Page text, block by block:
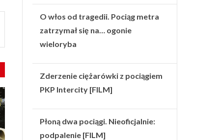
O włos od tragedii. Pociąg metra
zatrzymał się na… ogonie
wieloryba
Zderzenie ciężarówki z pociągiem
PKP Intercity [FILM]
Płoną dwa pociągi. Nieoficjalnie:
podpalenie [FILM]